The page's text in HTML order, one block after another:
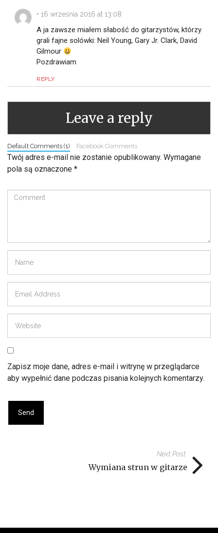
• 16 września 2016 at 13:08
A ja zawsze miałem słabość do gitarzystów, którzy
grali fajne solówki: Neil Young, Gary Jr. Clark, David
Gilmour
Pozdrawiam
REPLY
Leave a reply
Default Comments (1) Facebook Comments
Twój adres e-mail nie zostanie opublikowany. Wymagane
pola są oznaczone *
Zapisz moje dane, adres e-mail i witrynę w przeglądarce
aby wypełnić dane podczas pisania kolejnych komentarzy.
Next Post
Wymiana strun w gitarze